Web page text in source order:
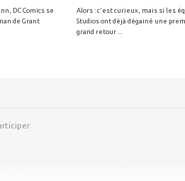
DC Comics se
de Grant
Alors : c'est curieux, mais si les
Studios ont déjà dégainé une
grand retour ...